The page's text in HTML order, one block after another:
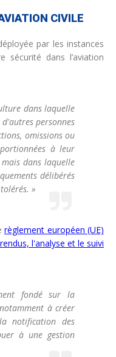
CIVILE
par les instances
sécurité dans l’aviation
dans laquelle
personnes
omissions ou
à leur
dans laquelle
délibérés
»
règlement européen (UE)
l'analyse et le suivi
fondé sur la
à créer
notification des
à une gestion